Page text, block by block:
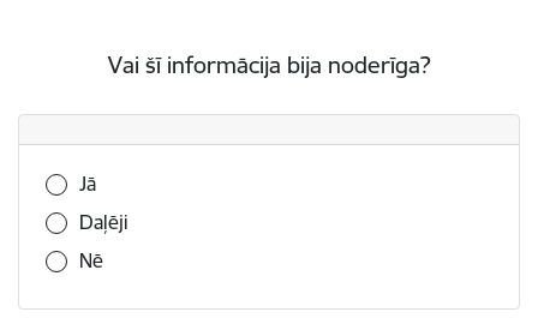
Vai šī informācija bija noderīga?
Vai šī informācija bija noderīga?
Jā
Daļēji
Nē